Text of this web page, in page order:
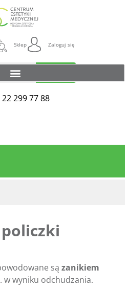
Sklep Zaloguj się
22 299 77 88
są zanikiem
w wyniku odchudzania.